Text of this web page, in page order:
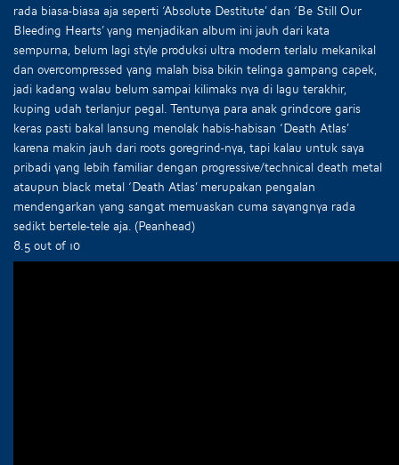
rada biasa-biasa aja seperti ‘Absolute Destitute’ dan ‘Be Still Our
Bleeding Hearts’ yang menjadikan album ini jauh dari kata
sempurna, belum lagi style produksi ultra modern terlalu mekanikal
dan overcompressed yang malah bisa bikin telinga gampang capek,
jadi kadang walau belum sampai kilimaks nya di lagu terakhir,
kuping udah terlanjur pegal. Tentunya para anak grindcore garis
keras pasti bakal lansung menolak habis-habisan ‘Death Atlas’
karena makin jauh dari roots goregrind-nya, tapi kalau untuk saya
pribadi yang lebih familiar dengan progressive/technical death metal
ataupun black metal ‘Death Atlas’ merupakan pengalan
mendengarkan yang sangat memuaskan cuma sayangnya rada
sedikt bertele-tele aja. (Peanhead)
8.5 out of 10